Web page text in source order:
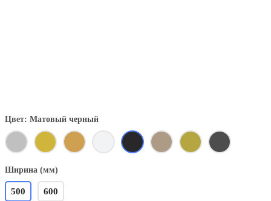
Цвет: Матовый черный
Ширина (мм)
500 600